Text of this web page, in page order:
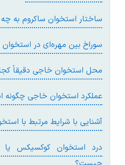
ساختار استخوان ساکروم به
سوراخ بين مهره‌ای در
محل استخوان خاجی دقيقاً
عملکرد استخوان خاجی چگونه
آشنايی با شرايط مرتبط با
درد استخوان کوکسيکس يا